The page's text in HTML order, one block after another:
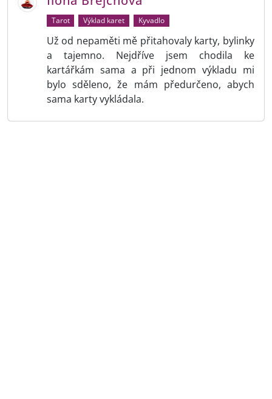
Tarot Výklad karet Kyvadlo
Už od nepaměti mě přitahovaly karty, bylinky
a tajemno. Nejdříve jsem chodila ke
kartářkám sama a při jednom výkladu mi
bylo sděleno, že mám předurčeno, abych
sama karty vykládala.